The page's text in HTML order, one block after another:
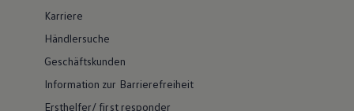
Karriere
Händlersuche
Geschäftskunden
Information zur Barrierefreiheit
Ersthelfer/ first responder